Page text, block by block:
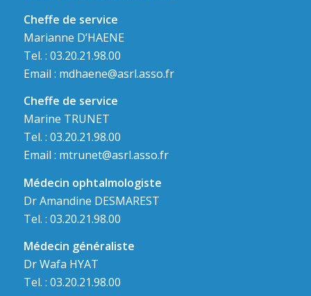
Cheffe de service
Marianne D’HAENE
Tel. : 03.20.21.98.00
Email : mdhaene@asrl.asso.fr
Cheffe de service
Marine TRUNET
Tel. : 03.20.21.98.00
Email : mtrunet@asrl.asso.fr
Médecin ophtalmologiste
Dr Amandine DESMAREST
Tel. : 03.20.21.98.00
Médecin généraliste
Dr Wafa HYAT
Tel. : 03.20.21.98.00